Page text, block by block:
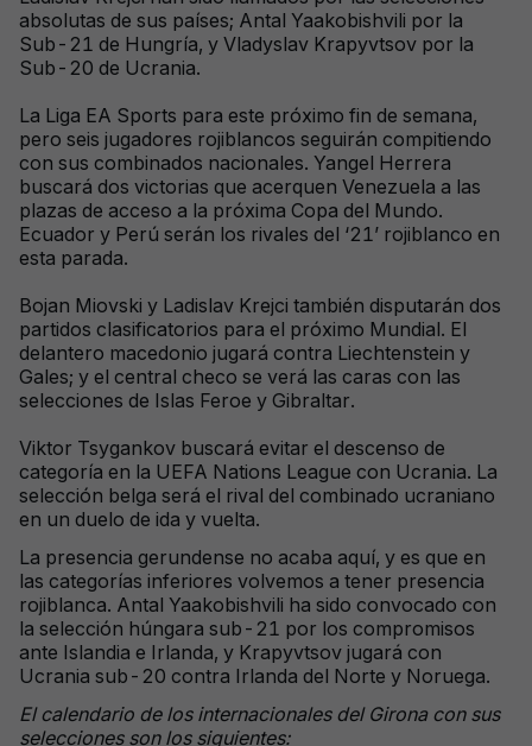
absolutas de sus países; Antal Yaakobishvili por la
Sub-21 de Hungría, y Vladyslav Krapyvtsov por la
Sub-20 de Ucrania.
La Liga EA Sports para este próximo fin de semana,
pero seis jugadores rojiblancos seguirán compitiendo
con sus combinados nacionales. Yangel Herrera
buscará dos victorias que acerquen Venezuela a las
plazas de acceso a la próxima Copa del Mundo.
Ecuador y Perú serán los rivales del ‘21’ rojiblanco en
esta parada.
Bojan Miovski y Ladislav Krejci también disputarán dos
partidos clasificatorios para el próximo Mundial. El
delantero macedonio jugará contra Liechtenstein y
Gales; y el central checo se verá las caras con las
selecciones de Islas Feroe y Gibraltar.
Viktor Tsygankov buscará evitar el descenso de
categoría en la UEFA Nations League con Ucrania. La
selección belga será el rival del combinado ucraniano
en un duelo de ida y vuelta.
La presencia gerundense no acaba aquí, y es que en
las categorías inferiores volvemos a tener presencia
rojiblanca. Antal Yaakobishvili ha sido convocado con
la selección húngara sub-21 por los compromisos
ante Islandia e Irlanda, y Krapyvtsov jugará con
Ucrania sub-20 contra Irlanda del Norte y Noruega.
El calendario de los internacionales del Girona con sus
selecciones son los siguientes: